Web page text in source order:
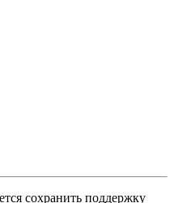
сохранить поддержку